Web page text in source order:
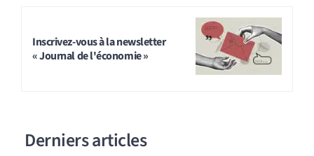
Inscrivez-vous à la newsletter
« Journal de l'économie »
Derniers articles